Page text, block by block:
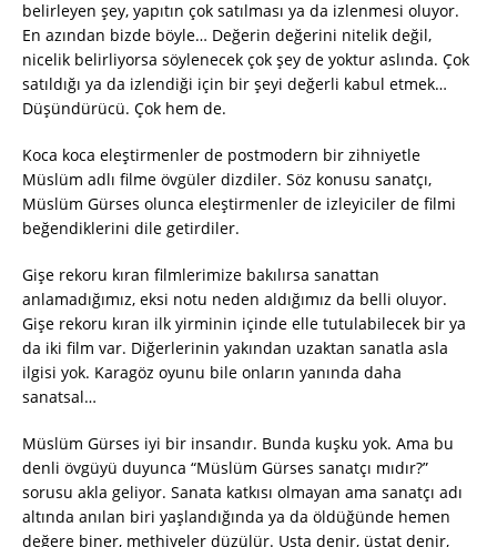
belirleyen şey, yapıtın çok satılması ya da izlenmesi oluyor.
En azından bizde böyle… Değerin değerini nitelik değil,
nicelik belirliyorsa söylenecek çok şey de yoktur aslında. Çok
satıldığı ya da izlendiği için bir şeyi değerli kabul etmek…
Düşündürücü. Çok hem de.
Koca koca eleştirmenler de postmodern bir zihniyetle
Müslüm adlı filme övgüler dizdiler. Söz konusu sanatçı,
Müslüm Gürses olunca eleştirmenler de izleyiciler de filmi
beğendiklerini dile getirdiler.
Gişe rekoru kıran filmlerimize bakılırsa sanattan
anlamadığımız, eksi notu neden aldığımız da belli oluyor.
Gişe rekoru kıran ilk yirminin içinde elle tutulabilecek bir ya
da iki film var. Diğerlerinin yakından uzaktan sanatla asla
ilgisi yok. Karagöz oyunu bile onların yanında daha
sanatsal…
Müslüm Gürses iyi bir insandır. Bunda kuşku yok. Ama bu
denli övgüyü duyunca “Müslüm Gürses sanatçı mıdır?”
sorusu akla geliyor. Sanata katkısı olmayan ama sanatçı adı
altında anılan biri yaşlandığında ya da öldüğünde hemen
değere biner, methiyeler düzülür. Usta denir, üstat denir,